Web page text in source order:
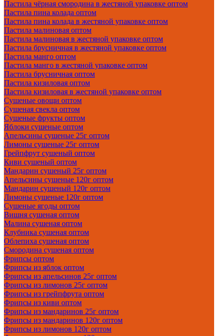
Пастила чёрная смородина в жестяной упаковке оптом
Пастила пина колада оптом
Пастила пина колада в жестяной упаковке оптом
Пастила малиновая оптом
Пастила малиновая в жестяной упаковке оптом
Пастила брусничная в жестяной упаковке оптом
Пастила манго оптом
Пастила манго в жестяной упаковке оптом
Пастила брусничная оптом
Пастила кизиловая оптом
Пастила кизиловая в жестяной упаковке оптом
Сушеные овощи оптом
Сушеная свекла оптом
Сушеные фрукты оптом
Яблоки сушеные оптом
Апельсины сушеные 25г оптом
Лимоны сушеные 25г оптом
Грейпфрут сушеный оптом
Киви сушеный оптом
Мандарин сушеный 25г оптом
Апельсины сушеные 120г оптом
Мандарин сушеный 120г оптом
Лимоны сушеные 120г оптом
Сушеные ягоды оптом
Вишня сушеная оптом
Малина сушеная оптом
Клубника сушеная оптом
Облепиха сушеная оптом
Смородина сушеная оптом
Фрипсы оптом
Фрипсы из яблок оптом
Фрипсы из апельсинов 25г оптом
Фрипсы из лимонов 25г оптом
Фрипсы из грейпфрута оптом
Фрипсы из киви оптом
Фрипсы из мандаринов 25г оптом
Фрипсы из мандаринов 120г оптом
Фрипсы из лимонов 120г оптом